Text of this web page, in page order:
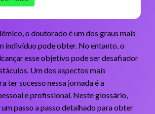
o doutorado é um dos graus mais
indivíduo pode obter. No entanto, o
esse objetivo pode ser desafiador
Um dos aspectos mais
ter sucesso nessa jornada é a
e profissional. Neste glossário,
passo a passo detalhado para obter